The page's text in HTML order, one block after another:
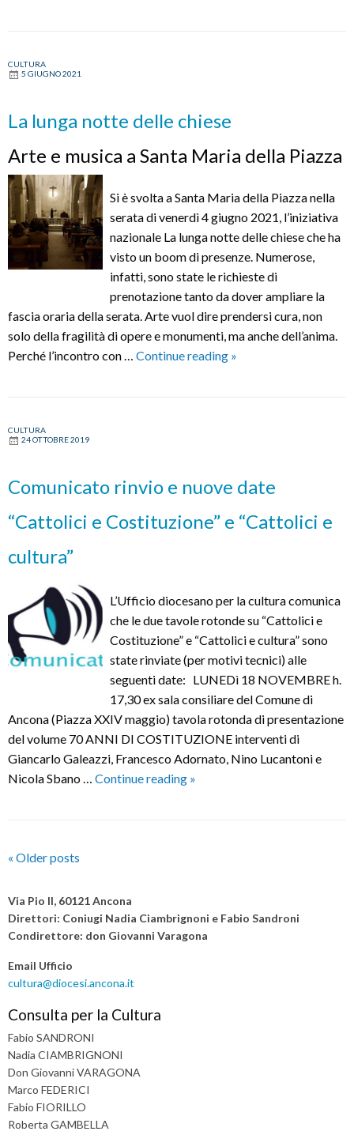
CULTURA
5 GIUGNO 2021
La lunga notte delle chiese
Arte e musica a Santa Maria della Piazza
Si è svolta a Santa Maria della Piazza nella
serata di venerdì 4 giugno 2021, l’iniziativa
nazionale La lunga notte delle chiese che ha
visto un boom di presenze. Numerose,
infatti, sono state le richieste di
prenotazione tanto da dover ampliare la
fascia oraria della serata. Arte vuol dire prendersi cura, non
solo della fragilità di opere e monumenti, ma anche dell’anima.
Perché l’incontro con … Continue reading La
»
CULTURA
24 OTTOBRE 2019
Comunicato rinvio e nuove date
“Cattolici e Costituzione” e “Cattolici e
cultura”
L’Ufficio diocesano per la cultura comunica
che le due tavole rotonde su “Cattolici e
Costituzione” e “Cattolici e cultura” sono
state rinviate (per motivi tecnici) alle
seguenti date: LUNEDì 18 NOVEMBRE h.
17,30 ex sala consiliare del Comune di
Ancona (Piazza XXIV maggio) tavola rotonda di presentazione
del volume 70 ANNI DI COSTITUZIONE interventi di
Giancarlo Galeazzi, Francesco Adornato, Nino Lucantoni e
Nicola Sbano … Continue reading Comunicato
Costituzione”
e
»
P
s
t
N
a
v
g
a
t
i
o
n
« Older posts
Via Pio II, 60121 Ancona
Direttori: Coniugi Nadia Ciambrignoni e Fabio Sandroni
Condirettore: don Giovanni Varagona
Email Ufficio
cultura@diocesi.ancona.it
Consulta per la Cultura
Fabio SANDRONI
Nadia CIAMBRIGNONI
Don Giovanni VARAGONA
Marco FEDERICI
Fabio FIORILLO
Roberta GAMBELLA